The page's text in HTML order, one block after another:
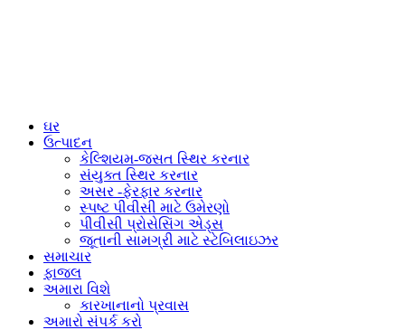
ઘર
ઉત્પાદન
કેલ્શિયમ-જસત સ્થિર કરનાર
સંયુક્ત સ્થિર કરનાર
અસર -ફેરફાર કરનાર
સ્પષ્ટ પીવીસી માટે ઉમેરણો
પીવીસી પ્રોસેસિંગ એડ્સ
જૂતાની સામગ્રી માટે સ્ટેબિલાઇઝર
સમાચાર
ફાજલ
અમારા વિશે
કારખાનાનો પ્રવાસ
અમારો સંપર્ક કરો